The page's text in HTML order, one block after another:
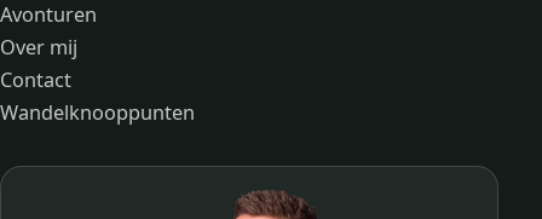
Avonturen
Over mij
Contact
Wandelknooppunten